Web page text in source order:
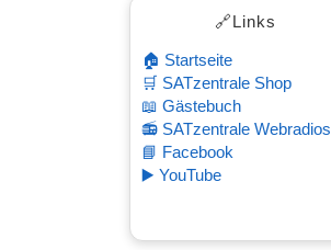
🔗Links
🏠 Startseite
🛒 SATzentrale Shop
📖 Gästebuch
📻 SATzentrale Webradios
📘 Facebook
▶️ YouTube